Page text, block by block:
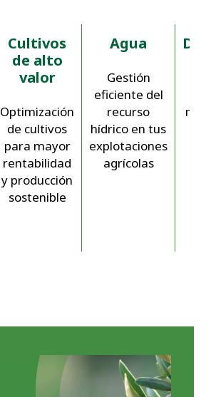
Cultivos
de alto
valor
Optimización
de cultivos
para mayor
rentabilidad
y producción
sostenible
Agua
Gestión
eficiente del
recurso
hídrico en tus
explotaciones
agrícolas